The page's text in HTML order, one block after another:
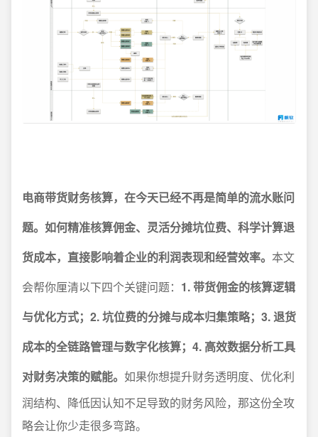
电商带货财务核算，在今天已经不再是简单的流水账问
题。如何精准核算佣金、灵活分摊坑位费、科学计算退
货成本，直接影响着企业的利润表现和经营效率。 本文
会帮你厘清以下四个关键问题： 1. 带货佣金的核算逻辑
与优化方式；2. 坑位费的分摊与成本归集策略；3. 退货
成本的全链路管理与数字化核算；4. 高效数据分析工具
对财务决策的赋能。 如果你想提升财务透明度、优化利
润结构、降低因认知不足导致的财务风险，那这份全攻
略会让你少走很多弯路。